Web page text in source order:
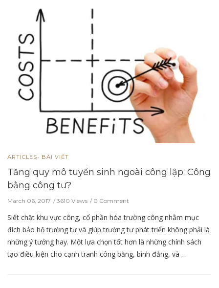
ARTICLES- BÀI VIẾT
Tăng quy mô tuyển sinh ngoài công lập: Công
bằng công tư?
March 06, 2017 3610 Views 0 Comment
Siết chặt khu vực công, cổ phần hóa trường công nhằm mục
đích bảo hộ trường tư và giúp trường tư phát triển không phải là
những ý tưởng hay. Một lựa chọn tốt hơn là những chính sách
tạo điều kiện cho cạnh tranh công bằng, bình đẳng, và …